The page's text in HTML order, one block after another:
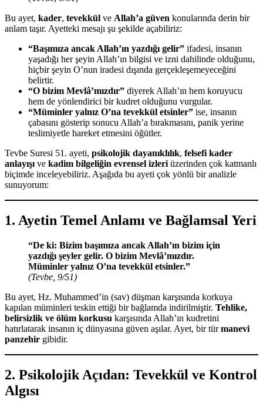
Bu ayet, kader, tevekkül ve Allah’a güven konularında derin bir
anlam taşır. Ayetteki mesajı şu şekilde açabiliriz:
“Başımıza ancak Allah’ın yazdığı gelir” ifadesi, insanın
yaşadığı her şeyin Allah’ın bilgisi ve izni dahilinde olduğunu,
hiçbir şeyin O’nun iradesi dışında gerçekleşemeyeceğini
belirtir.
“O bizim Mevlâ’mızdır” diyerek Allah’ın hem koruyucu
hem de yönlendirici bir kudret olduğunu vurgular.
“Müminler yalnız O’na tevekkül etsinler” ise, insanın
çabasını gösterip sonucu Allah’a bırakmasını, panik yerine
teslimiyetle hareket etmesini öğütler.
Tevbe Suresi 51. ayeti, psikolojik dayanıklılık, felsefi kader
anlayışı ve kadim bilgeliğin evrensel izleri üzerinden çok katmanlı
biçimde inceleyebiliriz. Aşağıda bu ayeti çok yönlü bir analizle
sunuyorum:
1. Ayetin Temel Anlamı ve Bağlamsal Yeri
“De ki: Bizim başımıza ancak Allah’ın bizim için
yazdığı şeyler gelir. O bizim Mevlâ’mızdır.
Müminler yalnız O’na tevekkül etsinler.”
(Tevbe, 9/51)
Bu ayet, Hz. Muhammed’in (sav) düşman karşısında korkuya
kapılan müminleri teskin ettiği bir bağlamda indirilmiştir. Tehlike,
belirsizlik ve ölüm korkusu karşısında Allah’ın kudretini
hatırlatarak insanın iç dünyasına güven aşılar. Ayet, bir türmanevi
panzehir gibidir.
2. Psikolojik Açıdan: Tevekkül ve Kontrol
Algısı